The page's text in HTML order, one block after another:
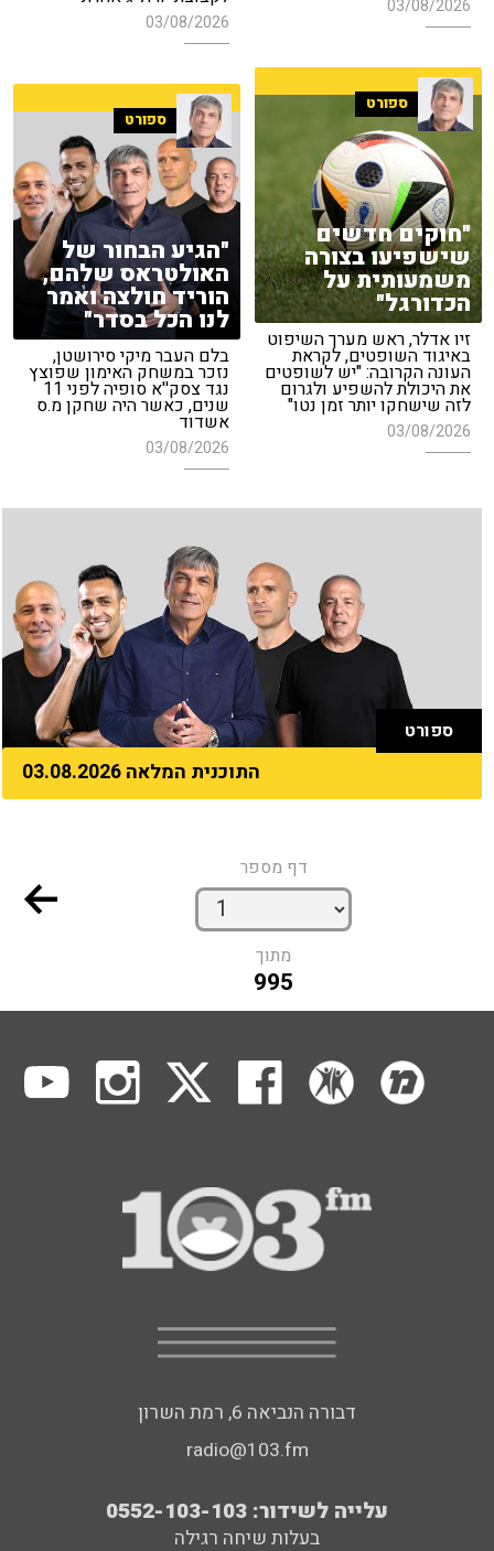
03/08/2026
03/08/2026
ספורט
"חוקים חדשים
שישפיעו בצורה
משמעותית על
הכדורגל"
זיו אדלר, ראש מערך השיפוט
באיגוד השופטים, לקראת
העונה הקרובה: "יש לשופטים
את היכולת להשפיע ולגרום
לזה שישחקו יותר זמן נטו"
03/08/2026
ספורט
"הגיע הבחור של
האולטראס שלהם,
הוריד חולצה ואמר
לנו הכל בסדר"
בלם העבר מיקי סירושטן,
נזכר במשחק האימון שפוצץ
נגד צסק''א סופיה לפני 11
שנים, כאשר היה שחקן מ.ס
אשדוד
03/08/2026
ספורט
התוכנית המלאה 03.08.2026
דף מספר
מתוך
995
דבורה הנביאה 6, רמת השרון
radio@103.fm
עלייה לשידור: 0552-103-103
בעלות שיחה רגילה